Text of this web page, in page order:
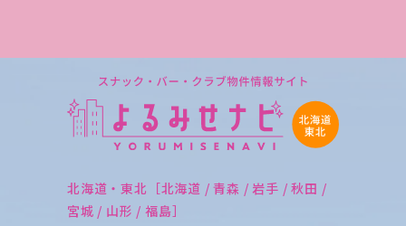
北海道・東北［北海道 / 青森 / 岩手 / 秋田 /
宮城 / 山形 / 福島］